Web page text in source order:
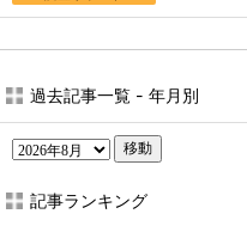
過去記事一覧 - 年月別
移動
記事ランキング